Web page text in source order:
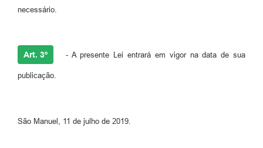
necessário.
Art. 3º - A presente Lei entrará em vigor na data de sua
publicação.
São Manuel, 11 de julho de 2019.